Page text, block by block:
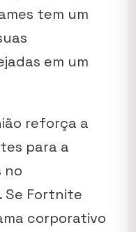
tem um
em um
reforça a
para a
no
Fortnite
corporativo